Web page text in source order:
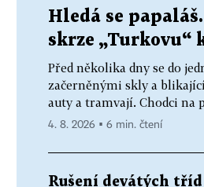
Hledá se
skrze „Turkovu“
Před několika dny se do
začerněnými skly a
auty a tramvají. Chodci na
4. 8. 2026 ▪ 6 min. čtení
Rušení devátých